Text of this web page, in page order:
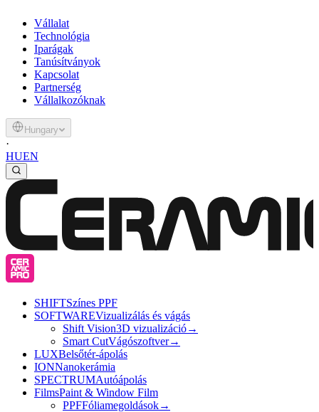
Vállalat
Technológia
Iparágak
Tanúsítványok
Kapcsolat
Partnerség
Vállalkozóknak
Hungary
·
HUEN
SHIFTSzínes PPF
SOFTWAREVizualizálás és vágás
Shift Vision3D vizualizáció→
Smart CutVágószoftver→
LUXBelsőtér-ápolás
IONNanokerámia
SPECTRUMAutóápolás
FilmsPaint & Window Film
PPFFóliamegoldások→